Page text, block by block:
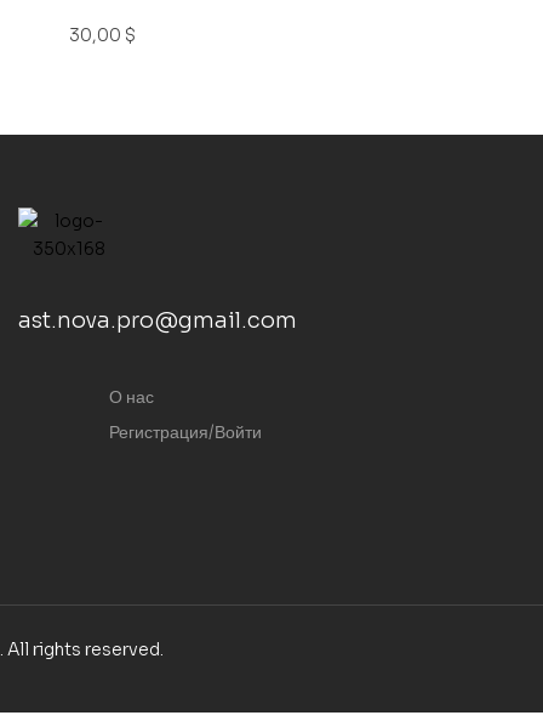
30,00 $
ast.nova.pro@gmail.com
О нас
Регистрация/Войти
. All rights reserved.